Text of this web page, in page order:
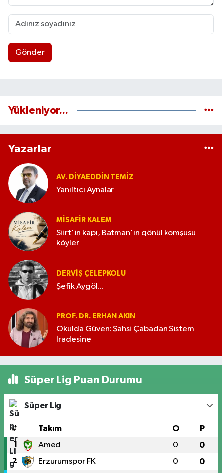
Gönder
Yükleniyor...
Yazarlar
AV. DIYAEDDIN TEMIZ
Yanıltıcı Aynalar
MISAFIR KALEM
Siirt'in kapı, Batman'ın gönül komşusu
köyler
DERVIŞ ÇELEPKOLU
Şefik Aygöl...
PROF. DR. ERHAN AKIN
Okulda Güven: Şahsi Çabadan Sistem
İradesine
Süper Lig Puan Durumu
Süper Lig
# Takım O P
1 Amed 0 0
2 Erzurumspor FK 0 0